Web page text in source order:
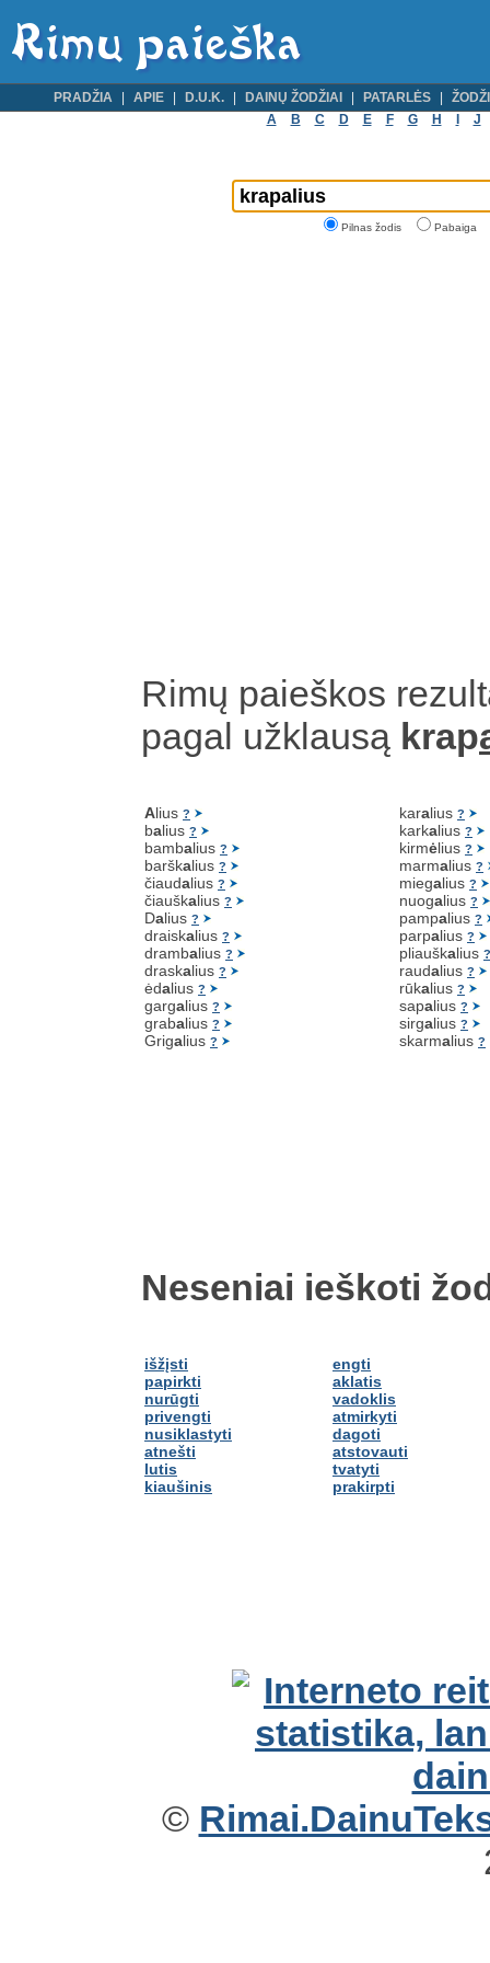
PRADŽIA APIE D.U.K. DAINŲ ŽODŽIAI PATARLĖS
A
B C D E F G H J
Pilnas žodis Pabaiga
Rimų paieškos
pagal užklausą krap
Alius ?
balius ?
bambalius ?
barškalius ?
čiaudalius ?
čiauškalius ?
Dalius ?
draiskalius ?
drambalius ?
draskalius ?
ėdalius ?
gargalius ?
grabalius ?
Grigalius ?
karalius ?
karkalius ?
kirmėlius ?
marmalius ?
miegalius ?
nuogalius ?
pampalius ?
parpalius ?
pliauškalius ?
raudalius ?
rūkalius ?
sapalius ?
sirgalius ?
skarmalius ?
Neseniai ieškoti
išžįsti
papirkti
nurūgti
privengti
nusiklastyti
atnešti
lutis
kiaušinis
engti
aklatis
vadoklis
atmirkyti
dagoti
atstovauti
tvatyti
prakirpti
©